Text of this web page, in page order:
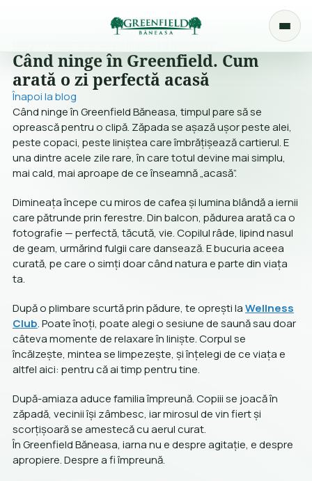
Când ninge în Greenfield. Cum
arată o zi perfectă acasă
Înapoi la blog
Când ninge în Greenfield Băneasa, timpul pare să se
oprească pentru o clipă. Zăpada se așază ușor peste alei,
peste copaci, peste liniștea care îmbrățișează cartierul. E
una dintre acele zile rare, în care totul devine mai simplu,
mai cald, mai aproape de ce înseamnă „acasă”.
Dimineața începe cu miros de cafea și lumina blândă a iernii
care pătrunde prin ferestre. Din balcon, pădurea arată ca o
fotografie — perfectă, tăcută, vie. Copilul râde, lipind nasul
de geam, urmărind fulgii care dansează. E bucuria aceea
curată, pe care o simți doar când natura e parte din viața
ta.
După o plimbare scurtă prin pădure, te oprești laWellness
Club. Poate înoți, poate alegi o sesiune de saună sau doar
câteva momente de relaxare în liniște. Corpul se
încălzește, mintea se limpezește, și înțelegi de ce viața e
altfel aici: pentru că ai timp pentru tine.
După-amiaza aduce familia împreună. Copiii se joacă în
zăpadă, vecinii își zâmbesc, iar mirosul de vin fiert și
scorțișoară se amestecă cu aerul curat.
În Greenfield Băneasa, iarna nu e despre agitație, e despre
apropiere. Despre a fi împreună.